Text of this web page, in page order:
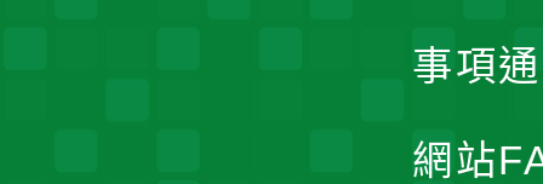
事項
網站